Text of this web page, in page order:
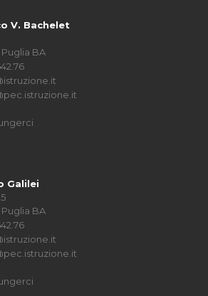
V. Bachelet
BA
Galilei
BA